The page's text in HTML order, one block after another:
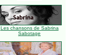
Les chansons de Sabrina
Sabotage